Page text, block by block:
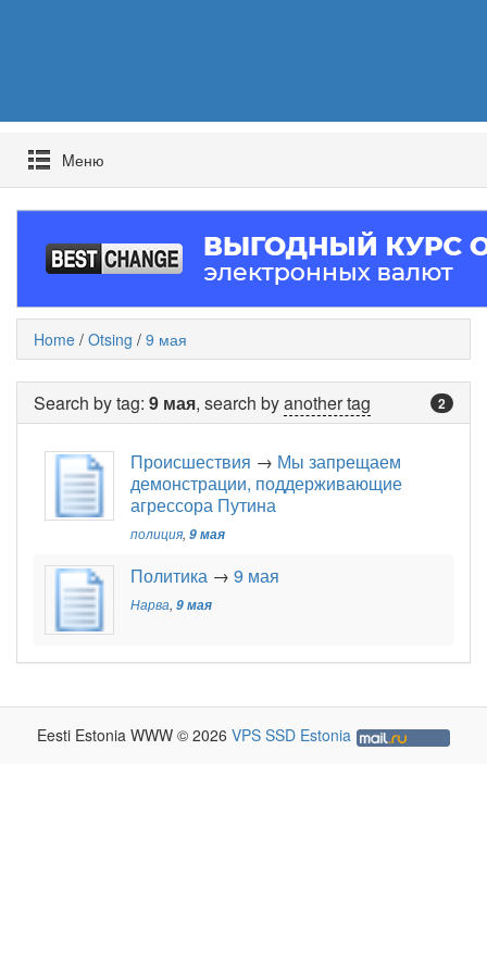
Mеню
Home / Otsing / 9 мая
2
Search by tag: 9 мая, search byanother tag
Происшествия → Мы запрещаем
демонстрации, поддерживающие
агрессора Путина
полиция, 9 мая
Политика → 9 мая
Нарва, 9 мая
Eesti Estonia WWW © 2026 VPS SSD Estonia